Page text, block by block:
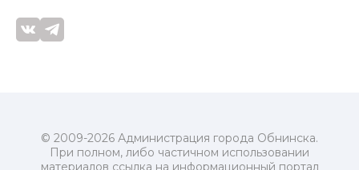
© 2009-2026 Администрация города Обнинска.
При полном, либо частичном использовании